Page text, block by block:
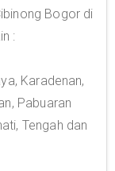
Bogor di
:
Karadenan,
Pabuaran
Tengah dan